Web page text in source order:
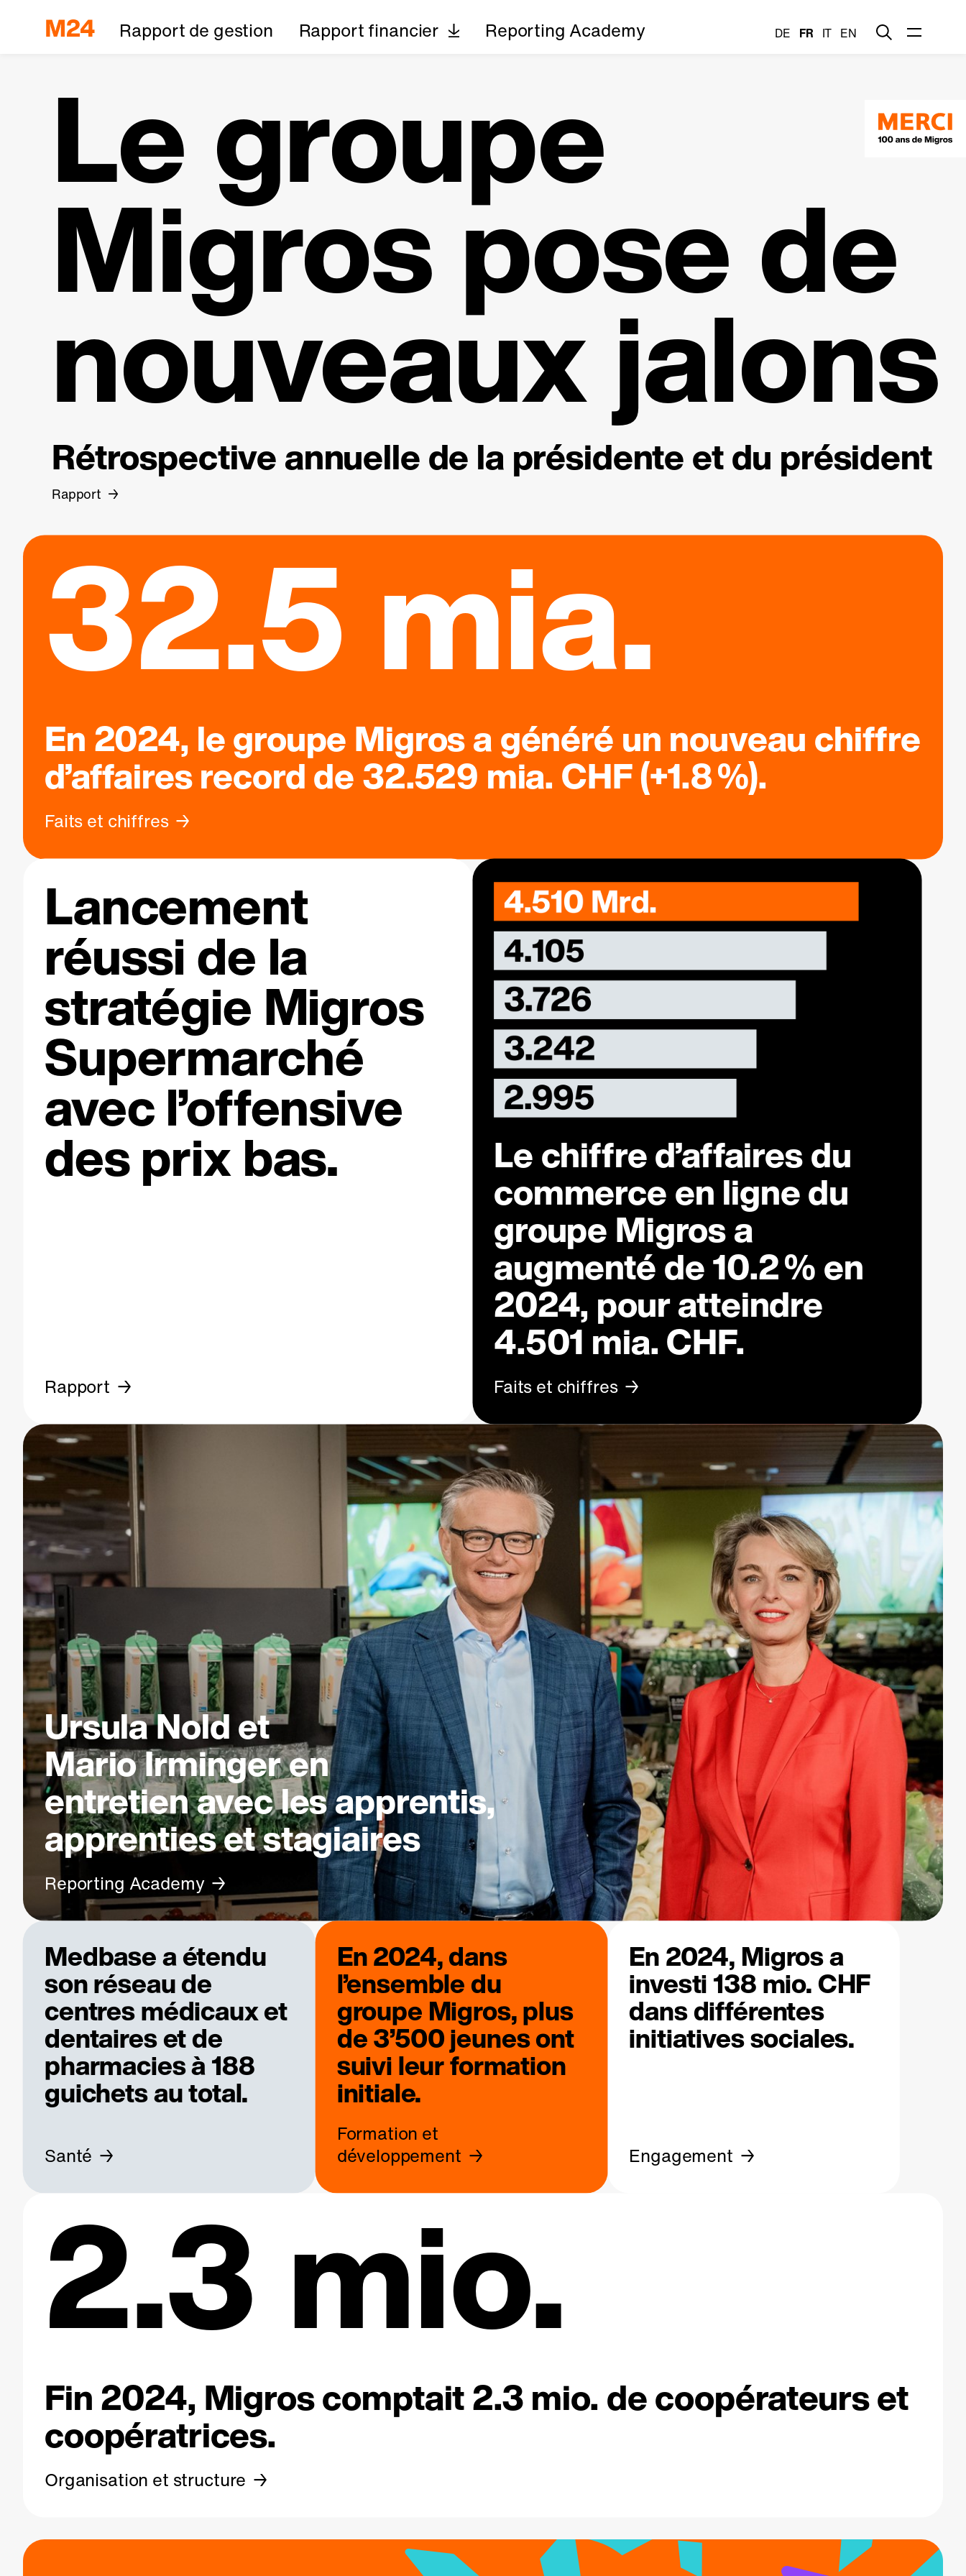
Rapport de gestion Rapport financier Reporting Academy DE FR IT EN
Le groupe
Migros pose de
nouveaux jalons
Rétrospective annuelle de la présidente et du président
Rapport
32.5 mia.
En 2024, le groupe Migros a généré un nouveau chiffre
d’affaires record de 32.529 mia. CHF (+1.8 %).
Faits et chiffres
Lancement
réussi de la
stratégie Migros
Supermarché
avec l’offensive
des prix bas.
Rapport
Le chiffre d’affaires du
commerce en ligne du
groupe Migros a
augmenté de10.2 %en
2024, pour atteindre
4.501 mia. CHF.
Faits et chiffres
Ursula Nold et
Mario Irminger en
entretien avec les apprentis,
apprenties et stagiaires
Reporting Academy
Medbase a étendu
son réseau de
centres médicaux et
dentaires et de
pharmacies à 188
guichets au total.
Santé
En 2024, dans
l’ensemble du
groupe Migros, plus
de 3’500 jeunes ont
suivi leur formation
initiale.
Formation et
développement
En 2024, Migros a
investi 138 mio. CHF
dans différentes
initiatives sociales.
Engagement
2.3 mio.
Fin 2024, Migros comptait 2.3 mio. de coopérateurs et
coopératrices.
Organisation et structure